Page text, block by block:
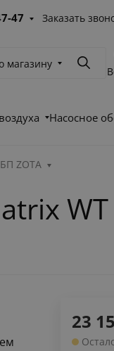
47 Заказать
магазину
Насосное
ZOTA
23